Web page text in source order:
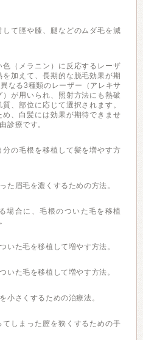
て脛や膝、腿などのムダ毛を減
（メラニン）に反応するレーザ
加えて、長期的な脱毛効果が期
なる3種類のレーザー（アレキサ
が用いられ、照射方法にも熱破
、部位に応じて選択されます。
、白髪には効果が期待できませ
診療です。
の毛根を移植して髪を増やす方
た眉毛を濃くするための方法。
場合に、毛根のついた毛を移植
いた毛を移植して増やす方法。
いた毛を移植して増やす方法。
小さくするための治療法。
しまった膣を狭くするための手